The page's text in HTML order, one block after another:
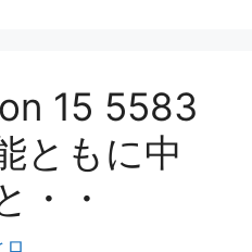
15 5583
ともに中
・・
ロ